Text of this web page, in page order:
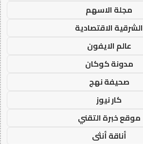
مجلة الاسهم
الشرقية الاقتصادية
عالم الايفون
مدونة كوكان
صحيفة نهج
كار نيوز
موقع خبرة التقني
أناقة أنثى